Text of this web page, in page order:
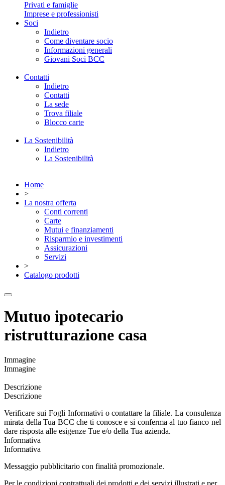
Privati e famiglie
Imprese e professionisti
Soci
Indietro
Come diventare socio
Informazioni generali
Giovani Soci BCC
Contatti
Indietro
Contatti
La sede
Trova filiale
Blocco carte
La Sostenibilità
Indietro
La Sostenibilità
Home
>
La nostra offerta
Conti correnti
Carte
Mutui e finanziamenti
Risparmio e investimenti
Assicurazioni
Servizi
>
Catalogo prodotti
Mutuo ipotecario
ristrutturazione casa
Immagine
Immagine
Descrizione
Descrizione
Verificare sui Fogli Informativi o contattare la filiale. La consulenza
mirata della Tua BCC che ti conosce e si conferma al tuo fianco nel
dare risposta alle esigenze Tue e/o della Tua azienda.
Informativa
Informativa
Messaggio pubblicitario con finalità promozionale.
Per le condizioni contrattuali dei prodotti e dei servizi illustrati e per